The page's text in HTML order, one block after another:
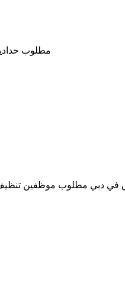
مطلوب حدادين مسلح براتب يبدأ من